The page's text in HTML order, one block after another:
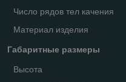
Число рядов тел качения
Материал изделия
Габаритные размеры
Высота